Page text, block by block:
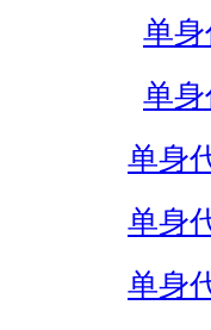
单
单身
单身
单身
单身